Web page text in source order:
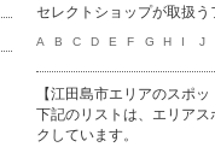
セレクトショップが取扱
A B C D E F G H I J
【江田島市エリアのスポ
下記のリストは、エリア
クしています。